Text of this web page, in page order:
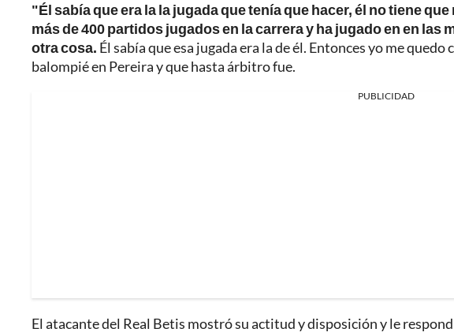
"Él sabía que era la la jugada que tenía que hacer, él no tiene
más de 400 partidos jugados en la carrera y ha jugado en en las
otra cosa. Él sabía que esa jugada era la de él. Entonces yo me
balompié en Pereira y que hasta árbitro fue.
PUBLICIDAD
El atacante del Real Betis mostró su actitud y disposición y le